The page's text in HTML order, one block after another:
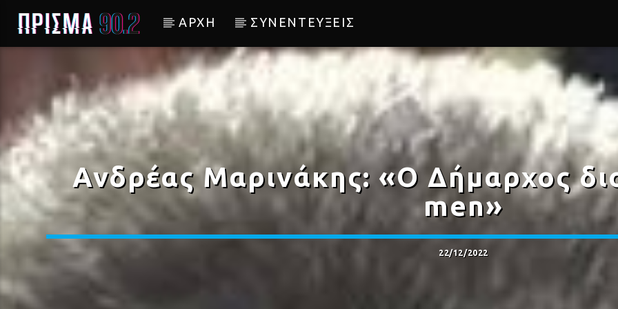
ΑΡΧΗ ΣΥΝΕΝΤΕΥΞΕΙΣ
ΠΑΕΙ ΚΑΙΡΟΣ
ΜΕΛΙΝΑ ΑΣΛΑΝΙΔΟΥ
Ανδρέας Μαρινάκης: «Ο Δήμαρχος
men»
22/12/2022